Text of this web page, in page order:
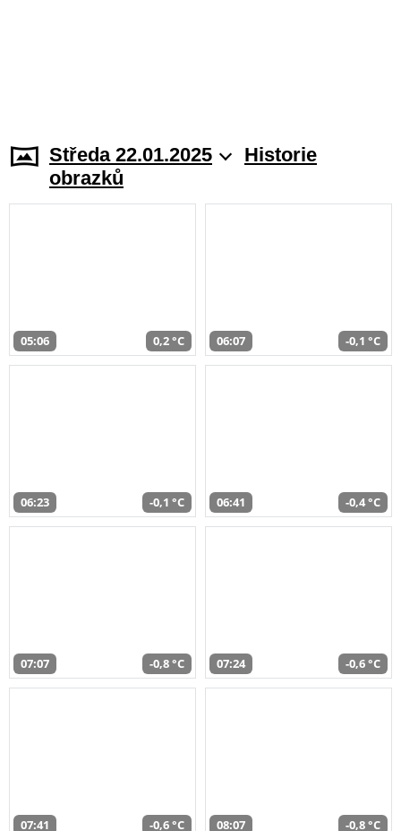
Středa 22.01.2025
Historie
obrazků
05:06 0,2 °C 06:07 -0,1 °C
06:23 -0,1 °C 06:41 -0,4 °C
07:07 -0,8 °C 07:24 -0,6 °C
07:41 -0,6 °C 08:07 -0,8 °C